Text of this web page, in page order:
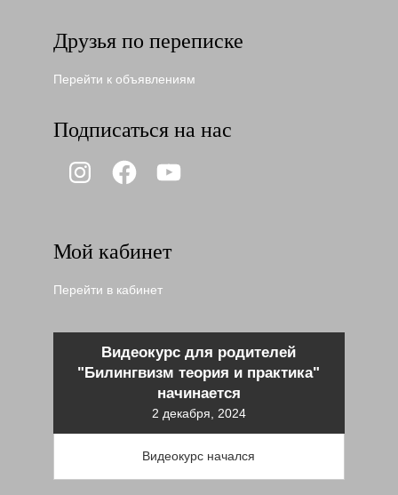
Друзья по переписке
Перейти к объявлениям
Подписаться на нас
InstagramFacebookYouTube
Мой кабинет
Перейти в кабинет
Видеокурс для родителей
"Билингвизм теория и практика"
начинается
2 декабря, 2024
Видеокурс начался